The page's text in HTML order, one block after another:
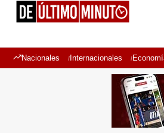
Nacionales Internacionales